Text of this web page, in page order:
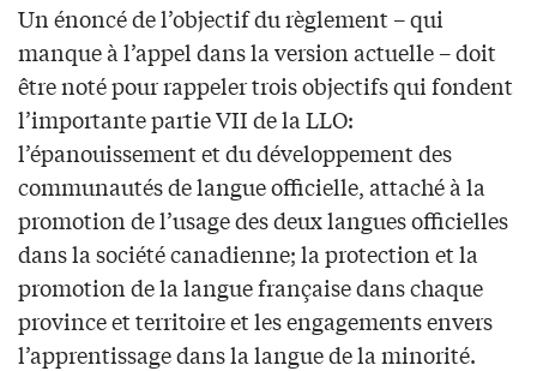
Un énoncé de l’objectif du règlement – qui
manque à l’appel dans la version actuelle – doit
être noté pour rappeler trois objectifs qui fondent
l’importante partie VII de la LLO:
l’épanouissement et du développement des
communautés de langue officielle, attaché à la
promotion de l’usage des deux langues officielles
dans la société canadienne; la protection et la
promotion de la langue française dans chaque
province et territoire et les engagements envers
l’apprentissage dans la langue de la minorité.